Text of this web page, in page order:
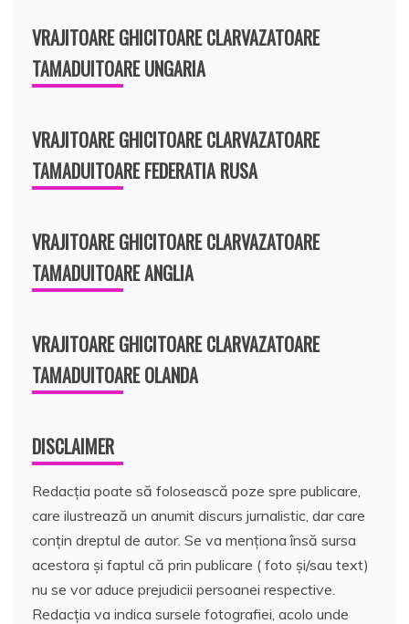
VRAJITOARE GHICITOARE CLARVAZATOARE
TAMADUITOARE UNGARIA
VRAJITOARE GHICITOARE CLARVAZATOARE
TAMADUITOARE FEDERATIA RUSA
VRAJITOARE GHICITOARE CLARVAZATOARE
TAMADUITOARE ANGLIA
VRAJITOARE GHICITOARE CLARVAZATOARE
TAMADUITOARE OLANDA
DISCLAIMER
Redacția poate să folosească poze spre publicare,
care ilustrează un anumit discurs jurnalistic, dar care
conțin dreptul de autor. Se va menționa însă sursa
acestora și faptul că prin publicare ( foto și/sau text)
nu se vor aduce prejudicii persoanei respective.
Redacția va indica sursele fotografiei, acolo unde